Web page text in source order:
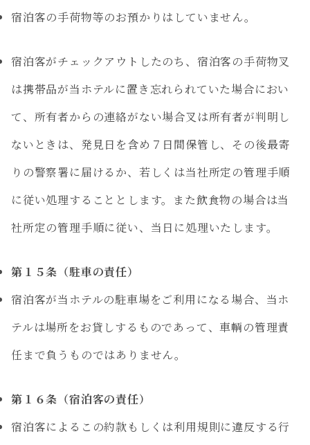
宿泊客の手荷物等のお預かりはしていません。
宿泊客がチェックアウトしたのち、宿泊客の手荷物叉
は携帯品が当ホテルに置き忘れられていた場合におい
て、所有者からの連絡がない場合叉は所有者が判明し
ないときは、発見日を含め７日間保管し、その後最寄
りの警察署に届けるか、若しくは当社所定の管理手順
に従い処理することとします。また飲食物の場合は当
社所定の管理手順に従い、当日に処理いたします。
第１５条（駐車の責任）
宿泊客が当ホテルの駐車場をご利用になる場合、当ホ
テルは場所をお貸しするものであって、車輌の管理責
任まで負うものではありません。
第１６条（宿泊客の責任）
宿泊客によるこの約款もしくは利用規則に違反する行